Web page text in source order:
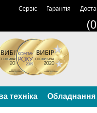
Сервіс Гарантія
техніка Обладнання